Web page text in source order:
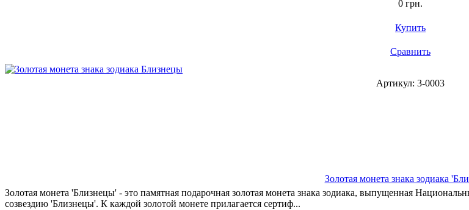
0 грн.
Купить
Сравнить
Артикул: 3-0003
Золотая монета знака зодиака
Золотая монета 'Близнецы' - это памятная подарочная золотая монета знака зодиака, выпущенная
созвездию 'Близнецы'. К каждой золотой монете прилагается сертиф...